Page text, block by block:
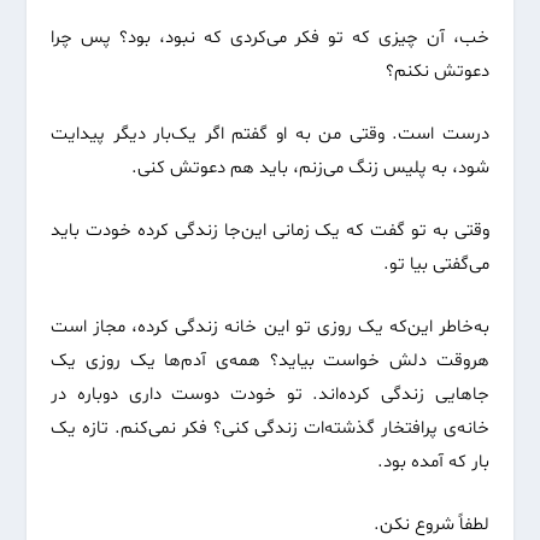
خب، آن چیزی که تو فکر می‌کردی که نبود، بود؟ پس چرا
دعوتش نکنم؟
درست است. وقتی من به او گفتم اگر یک‌بار دیگر پیدایت
شود، به پلیس زنگ می‌زنم، باید هم دعوتش کنی.
وقتی به تو گفت که یک زمانی این‌جا زندگی کرده خودت باید
می‌گفتی بیا تو.
به‌خاطر این‌که یک روزی تو این خانه زندگی کرده، مجاز است
هروقت دلش خواست بیاید؟ همه‌ی آدم‌ها یک روزی یک
جاهایی زندگی کرده‌اند. تو خودت دوست داری دوباره در
خانه‌ی پرافتخار گذشته‌ات زندگی کنی؟ فکر نمی‌کنم. تازه یک
بار که آمده بود.
لطفاً شروع نکن.